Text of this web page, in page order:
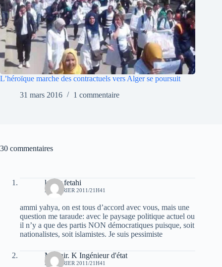
L’héroïque marche des contractuels vers Alger se poursuit
31 mars 2016
1 commentaire
30 commentaires
kader fetahi
28 FÉVRIER 2011/21H41
ammi yahya, on est tous d’accord avec vous, mais une
question me taraude: avec le paysage politique actuel ou
il n’y a que des partis NON démocratiques puisque, soit
nationalistes, soit islamistes. Je suis pessimiste
Mounir. K Ingénieur d'état
28 FÉVRIER 2011/21H41